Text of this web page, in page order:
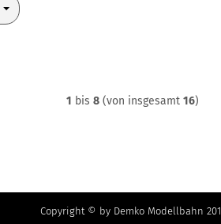
1 bis 8 (von insgesamt 16)
Copyright © by Demko Modellbahn